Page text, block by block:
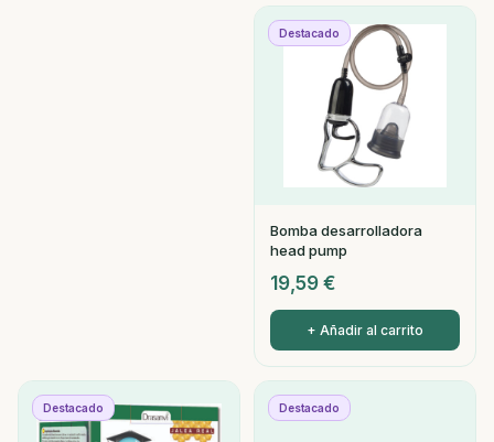
Destacado
Bomba desarrolladora
head pump
19,59 €
+ Añadir al carrito
Destacado Destacado